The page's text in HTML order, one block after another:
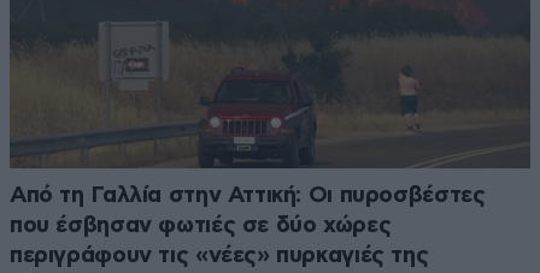
Από τη Γαλλία στην Αττική: Οι πυροσβέστες
που έσβησαν φωτιές σε δύο χώρες
περιγράφουν τις «νέες» πυρκαγιές της